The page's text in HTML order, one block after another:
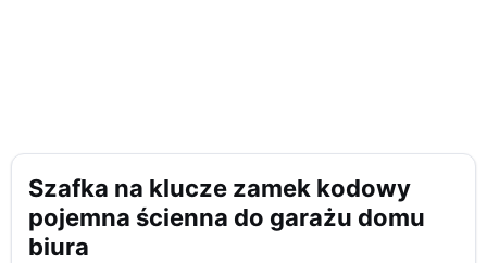
Szafka na klucze zamek kodowy
pojemna ścienna do garażu domu
biura